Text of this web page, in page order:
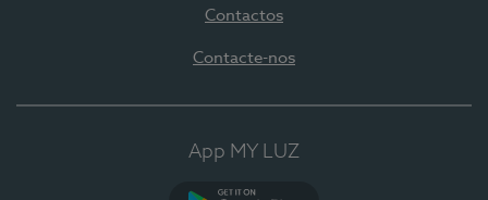
Contactos
Contacte-nos
App MY LUZ